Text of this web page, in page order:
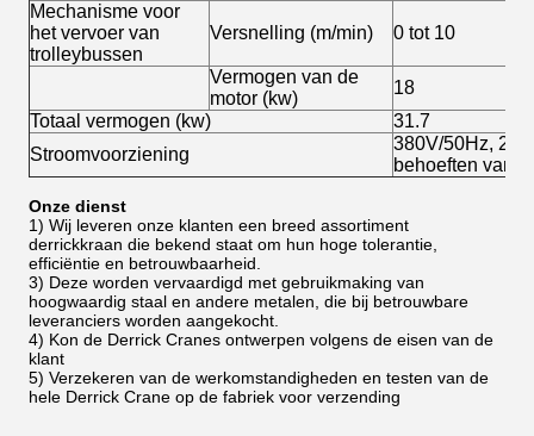
Mechanisme voor
het vervoer van
trolleybussen
Versnelling (m/min) 0 tot 10
Vermogen van de
motor (kw)
18
Totaal vermogen (kw)
31.7
Stroomvoorziening
380V/50Hz,
behoeften van
Onze dienst
1) Wij leveren onze klanten een breed assortiment
derrickkraan die bekend staat om hun hoge tolerantie,
efficiëntie en betrouwbaarheid.
3) Deze worden vervaardigd met gebruikmaking van
hoogwaardig staal en andere metalen, die bij betrouwbare
leveranciers worden aangekocht.
4) Kon de Derrick Cranes ontwerpen volgens de eisen van de
klant
5) Verzekeren van de werkomstandigheden en testen van de
hele Derrick Crane op de fabriek voor verzending